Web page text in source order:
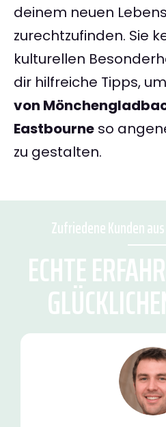
deinem neuen
zurechtzufinden. Sie
kulturellen
dir hilfreiche Tipps,
von
Eastbourne so
zu gestalten.
Zufriedene Kunden
ECHTE